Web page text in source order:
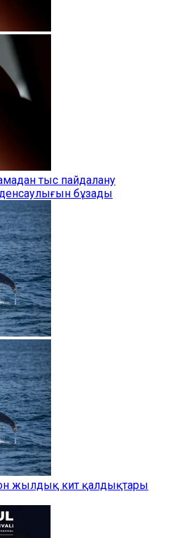
тыс пайдалану
бұзады
жылдық кит қалдықтары